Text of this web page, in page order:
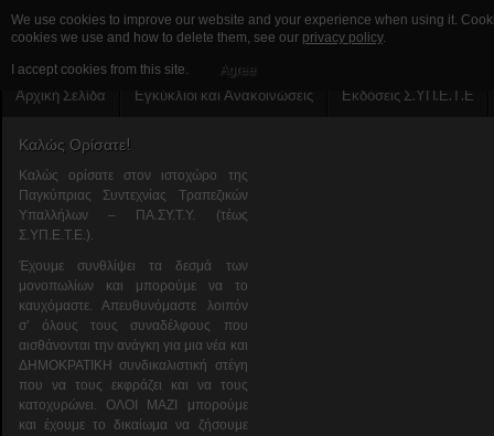
Αρχική Σελίδα Εγκύκλιοι και Ανακοινώσεις Εκδόσεις Σ.ΥΠ.Ε.Τ.Ε
Καλώς Ορίσατε!
Καλώς ορίσατε στον ιστοχώρο της
Παγκύπριας Συντεχνίας Τραπεζικών
Υπαλλήλων – ΠΑ.ΣΥ.Τ.Υ. (τέως
Σ.ΥΠ.Ε.Τ.Ε.).
Έχουμε συνθλίψει τα δεσμά των
μονοπωλίων και μπορούμε να το
καυχόμαστε. Απευθυνόμαστε λοιπόν
σ’ όλους τους συναδέλφους που
αισθάνονται την ανάγκη για μια νέα και
ΔΗΜΟΚΡΑΤΙΚΗ συνδικαλιστική στέγη
που να τους εκφράζει και να τους
κατοχυρώνει. ΟΛΟΙ ΜΑΖΙ μπορούμε
και έχουμε το δικαίωμα να ζήσουμε
We use cookies to improve our website and your experience when using it.
cookies we use and how to delete them, see our privacy policy.
I accept cookies from this site. Agree